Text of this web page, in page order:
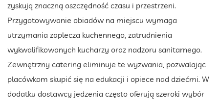
zyskują znaczną oszczędność czasu i przestrzeni.
Przygotowywanie obiadów na miejscu wymaga
utrzymania zaplecza kuchennego, zatrudnienia
wykwalifikowanych kucharzy oraz nadzoru sanitarnego.
Zewnętrzny catering eliminuje te wyzwania, pozwalając
placówkom skupić się na edukacji i opiece nad dziećmi. W
dodatku dostawcy jedzenia często oferują szeroki wybór